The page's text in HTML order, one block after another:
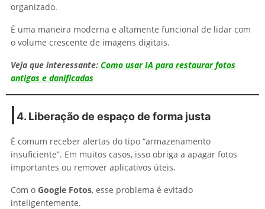
organizado.
É uma maneira moderna e altamente funcional de lidar com
o volume crescente de imagens digitais.
Veja que interessante: Como usar IA para restaurar fotos
antigas e danificadas
4. Liberação de espaço de forma justa
É comum receber alertas do tipo “armazenamento
insuficiente”. Em muitos casos, isso obriga a apagar fotos
importantes ou remover aplicativos úteis.
Com o Google Fotos, esse problema é evitado
inteligentemente.